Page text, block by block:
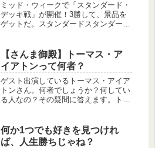
ミッド・ウィークで「スタンダード・
デッキ戦」が開催！3勝して、景品を
ゲットだ。スタンダードスタンダード
デースンズ」「ダスクモンーン」「ブ
ルームバロウ」などが最近のシリーズ
で...
【さんま御殿】トーマス・ア
イアトンって何者？
ゲスト出演しているトーマス・アイア
トンさん。何者でしょうか？何してい
る人なの？その疑問に答えます。トー
しています。 この投稿をInstagramで
見る Thomas Iret...
何か1つでも好きを見つけれ
ば、人生勝ちじゃね？